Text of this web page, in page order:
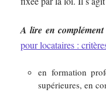
A lire en
pour locataires :
en formation
supérieures, en